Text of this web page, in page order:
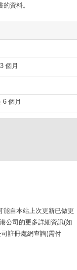
資料。
個月
6 個月
能自本站上次更新已做更
公司的更多詳細資訊(如
註冊處網查詢(需付